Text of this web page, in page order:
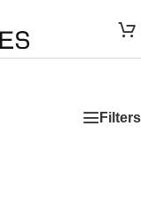
Filters